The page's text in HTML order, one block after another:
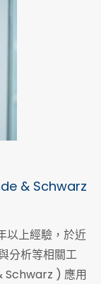
& Schwarz
以上經驗，於近
分析等相關工
Schwarz ) 應用